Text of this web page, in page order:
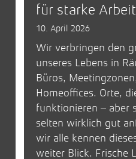
für starke
10. April 2026
Wir verbringen den
unseres Lebens in
Büros, Meetingzonen,
Homeoffices. Orte,
funktionieren – aber
selten wirklich gut
wir alle kennen
weiter Blick. Frische